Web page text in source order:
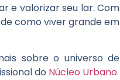
e valorizar seu lar. Com
como viver grande em
sobre o universo de
do Núcleo Urbano.